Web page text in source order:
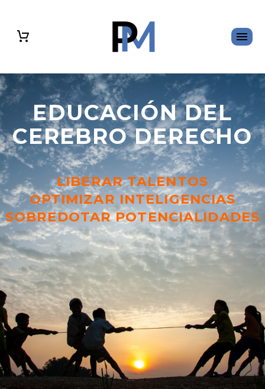
EDUCACIÓN DEL
CEREBRO DERECHO
LIBERAR TALENTOS
OPTIMIZAR INTELIGENCIAS
SOBREDOTAR POTENCIALIDADES